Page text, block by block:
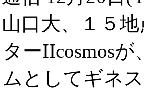
口大、１５地
ーIIcosmos
としてギネ